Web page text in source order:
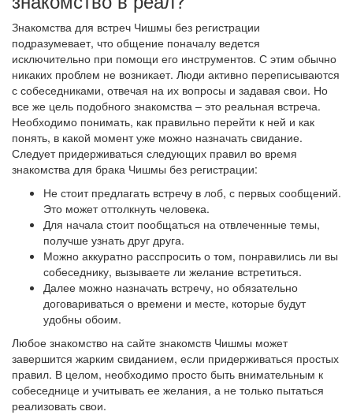
Знакомства для встреч Чишмы без регистрации
подразумевает, что общение поначалу ведется
исключительно при помощи его инструментов. С этим обычно
никаких проблем не возникает. Люди активно переписываются
с собеседниками, отвечая на их вопросы и задавая свои. Но
все же цель подобного знакомства – это реальная встреча.
Необходимо понимать, как правильно перейти к ней и как
понять, в какой момент уже можно назначать свидание.
Следует придерживаться следующих правил во время
знакомства для брака Чишмы без регистрации:
Не стоит предлагать встречу в лоб, с первых сообщений.
Это может оттолкнуть человека.
Для начала стоит пообщаться на отвлеченные темы,
получше узнать друг друга.
Можно аккуратно расспросить о том, понравились ли вы
собеседнику, вызываете ли желание встретиться.
Далее можно назначать встречу, но обязательно
договариваться о времени и месте, которые будут
удобны обоим.
Любое знакомство на сайте знакомств Чишмы может
завершится жарким свиданием, если придерживаться простых
правил. В целом, необходимо просто быть внимательным к
собеседнице и учитывать ее желания, а не только пытаться
реализовать свои.